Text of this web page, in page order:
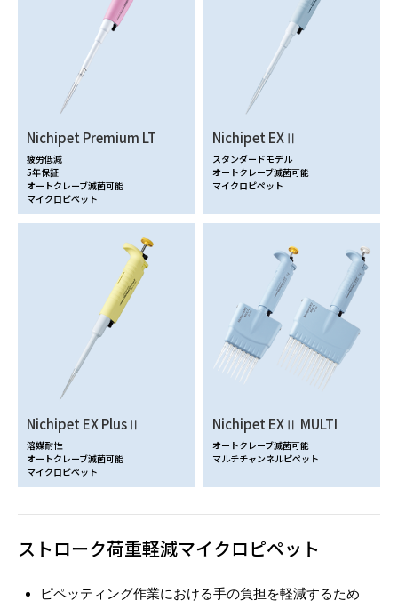
Nichipet Premium LT
疲労低減
5年保証
オートクレーブ滅菌可能
マイクロピペット
Nichipet EXⅡ
スタンダードモデル
オートクレーブ滅菌可能
マイクロピペット
Nichipet EX PlusⅡ
溶媒耐性
オートクレーブ滅菌可能
マイクロピペット
Nichipet EXⅡ MULTI
オートクレーブ滅菌可能
マルチチャンネルピペット
ストローク荷重軽減マイクロピペット
ピペッティング作業における手の負担を軽減するため